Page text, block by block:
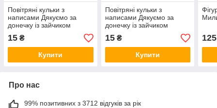
Повітряні кульки з
написами Дякуємо за
донечку із зайчиком
15 ₴
Купити
Повітряні кульки з
написами Дякуємо за
донечку із зайчиком
15₴
Купити
125
Про нас
99% позитивних з 3712 відгуків за рік